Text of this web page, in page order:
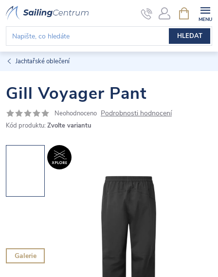
Přejít
na
obsah
HLEDAT
NÁKUPNÍ
KOŠÍK
Jachtařské oblečení
Gill Voyager Pant
Neohodnoceno Podrobnosti hodnocení
Kód produktu: Zvolte variantu
Galerie